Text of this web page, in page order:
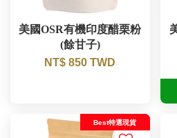
美國OSR有機印度醋栗粉
(餘甘子)
NT$ 850 TWD
Best特選現貨